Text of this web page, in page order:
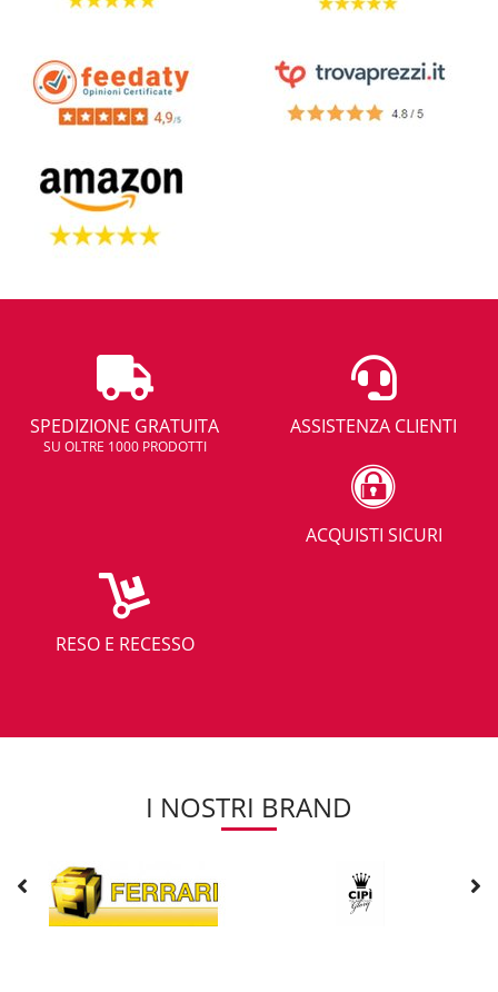
SPEDIZIONE GRATUITA
SU OLTRE 1000 PRODOTTI
ASSISTENZA CLIENTI
ACQUISTI SICURI
RESO E RECESSO
I NOSTRI BRAND